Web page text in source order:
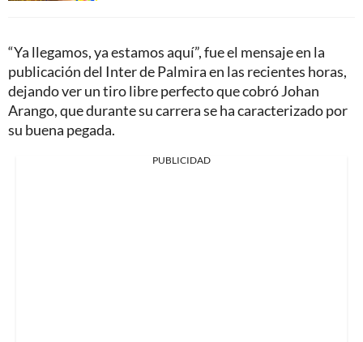
“Ya llegamos, ya estamos aquí”, fue el mensaje en la
publicación del Inter de Palmira en las recientes horas,
dejando ver un tiro libre perfecto que cobró Johan
Arango, que durante su carrera se ha caracterizado por
su buena pegada.
PUBLICIDAD